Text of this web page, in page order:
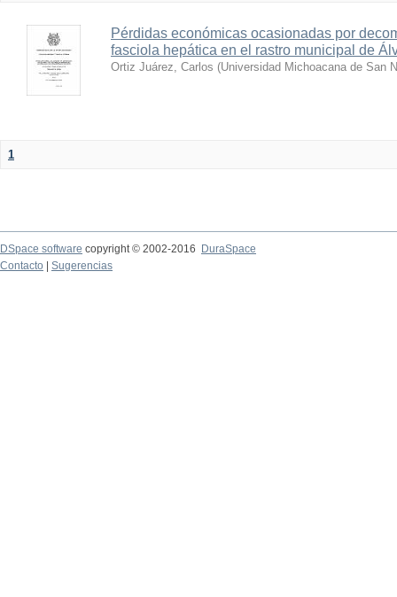
Pérdidas económicas ocasionadas por
fasciola hepática en el rastro municipal de
Ortiz Juárez, Carlos (Universidad Michoacana de San
1
DSpace software copyright © 2002-2016
DuraSpace
Contacto
Sugerencias